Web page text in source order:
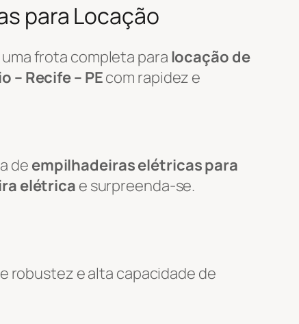
para Locação
frota completa para locação de
– Recife – PEcom rapidez e
de empilhadeiras elétricas para
elétricae surpreenda-se.
robustez e alta capacidade de